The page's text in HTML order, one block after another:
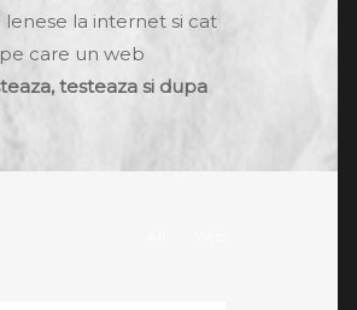
lenese la internet si cat
care un web
testeaza si dupa